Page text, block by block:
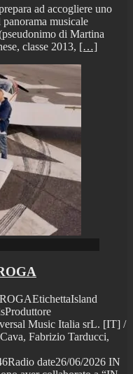
ad accogliere uno
musicale
di Martina
classe 2013, […]
Music Italia srL. [IT] /
Fabrizio Tarducci,
date26/06/2026 IN